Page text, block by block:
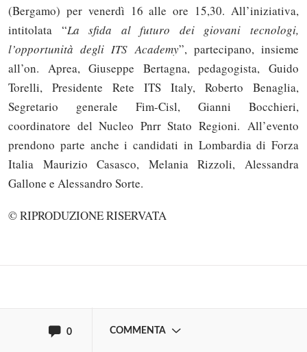
(Bergamo) per venerdì 16 alle ore 15,30. All’iniziativa,
intitolata “La sfida al futuro dei giovani tecnologi,
l’opportunità degli ITS Academy”, partecipano, insieme
all’on. Aprea, Giuseppe Bertagna, pedagogista, Guido
Torelli, Presidente Rete ITS Italy, Roberto Benaglia,
Segretario generale Fim-Cisl, Gianni Bocchieri,
coordinatore del Nucleo Pnrr Stato Regioni. All’evento
prendono parte anche i candidati in Lombardia di Forza
Italia Maurizio Casasco, Melania Rizzoli, Alessandra
Gallone e Alessandro Sorte.
© RIPRODUZIONE RISERVATA
0 COMMENTA
Solo gli utenti registrati possono